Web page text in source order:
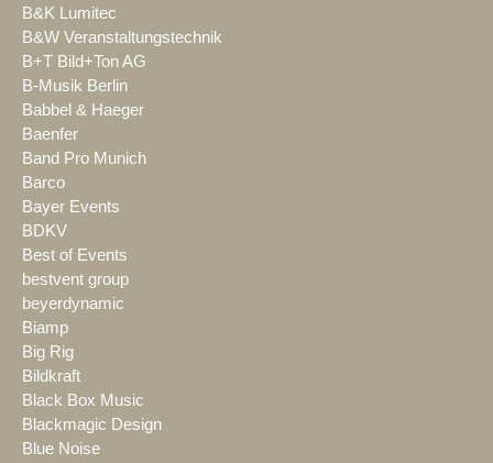
B&K Lumitec
B&W Veranstaltungstechnik
B+T Bild+Ton AG
B-Musik Berlin
Babbel & Haeger
Baenfer
Band Pro Munich
Barco
Bayer Events
BDKV
Best of Events
bestvent group
beyerdynamic
Biamp
Big Rig
Bildkraft
Black Box Music
Blackmagic Design
Blue Noise